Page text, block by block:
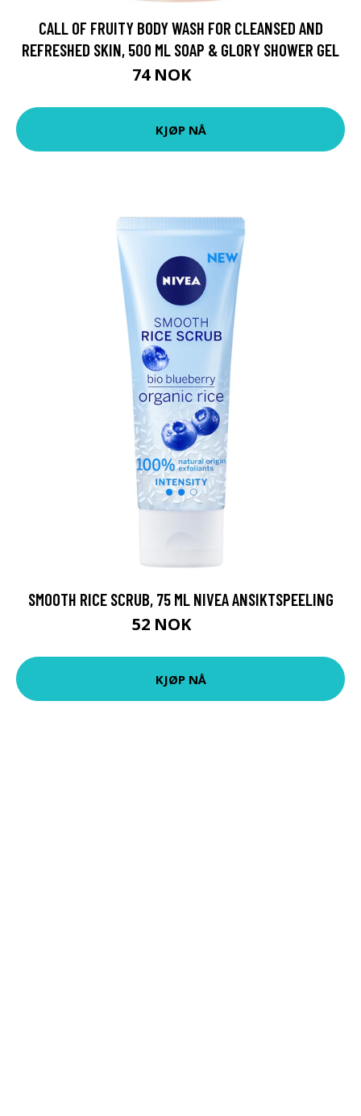
CALL OF FRUITY BODY WASH FOR CLEANSED AND
REFRESHED SKIN, 500 ML SOAP & GLORY SHOWER GEL
74 NOK
KJØP NÅ
SMOOTH RICE SCRUB, 75 ML NIVEA ANSIKTSPEELING
52 NOK
KJØP NÅ